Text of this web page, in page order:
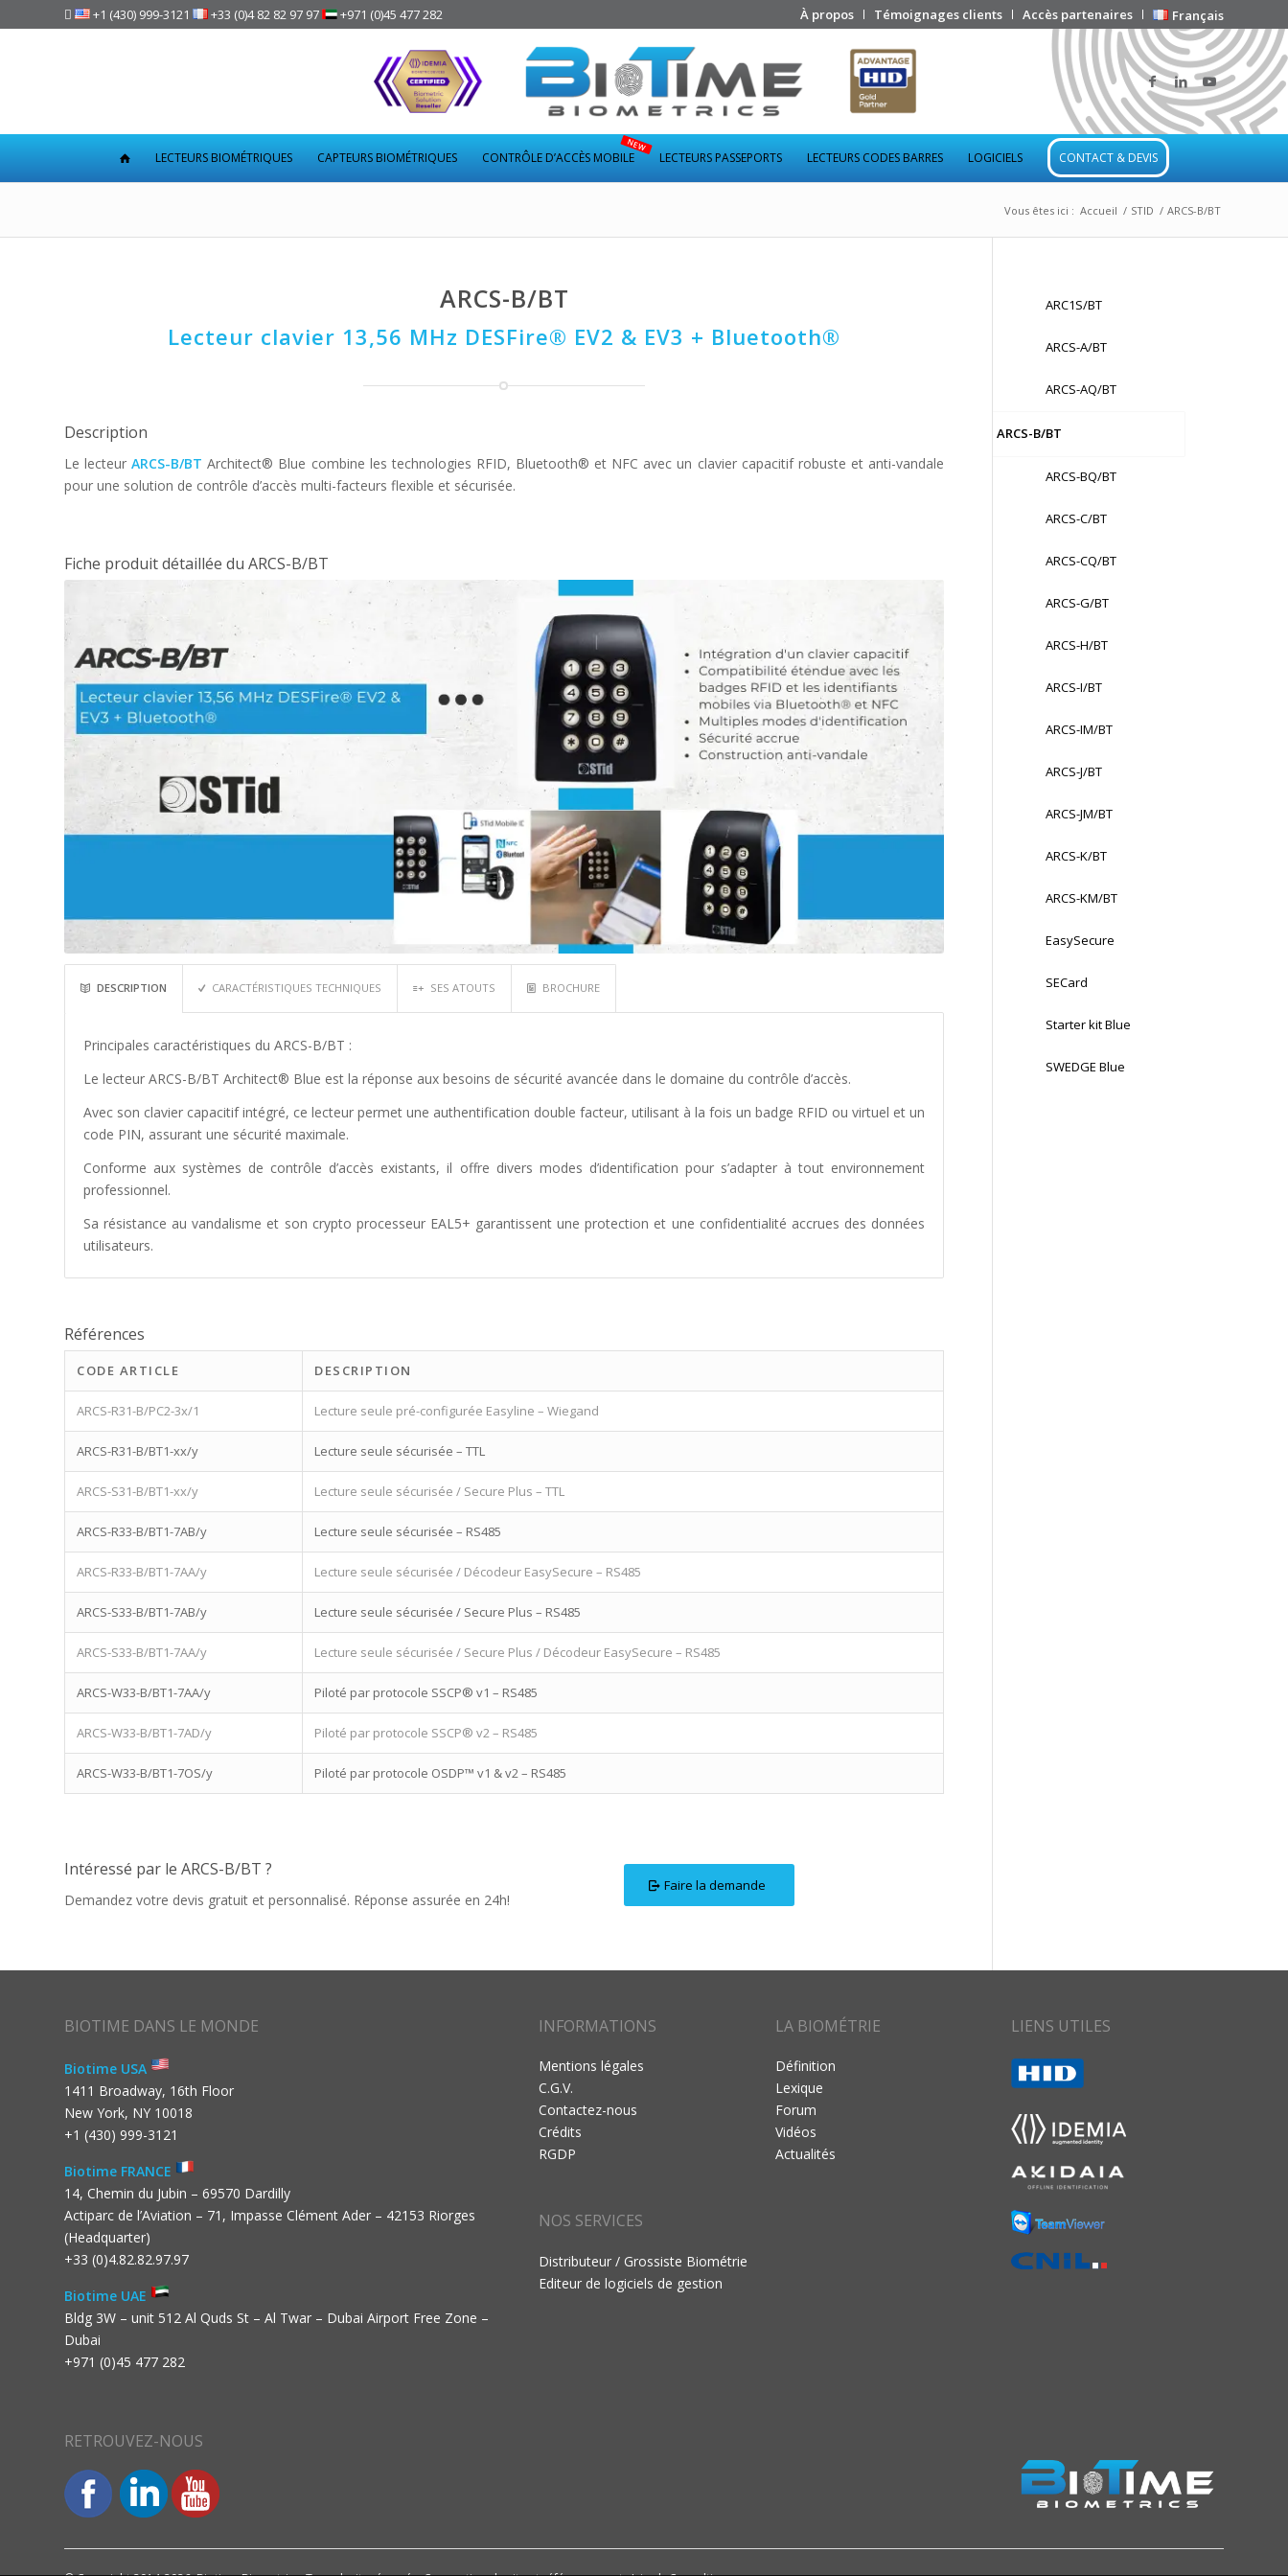
À propos Témoignages clients Accès partenaires Français
 +1 (430) 999-3121 +33 (0)4 82 82 97 97 +971 (0)45 477 282
LECTEURS BIOMÉTRIQUES CAPTEURS BIOMÉTRIQUES CONTRÔLE D’ACCÈS MOBILE LECTEURS PASSEPORTS LECTEURS CODES BARRES LOGICIELS CONTACT & DEVIS
Vous êtes ici : Accueil / STID / ARCS-B/BT
ARCS-B/BT
Lecteur clavier 13,56 MHz DESFire® EV2 & EV3 + Bluetooth®
Description
Le lecteurARCS-B/BT Architect® Blue combine les technologies RFID, Bluetooth® et NFC avec un clavier capacitif robuste et anti-vandale
pour une solution de contrôle d’accès multi-facteurs flexible et sécurisée.
Fiche produit détaillée du ARCS-B/BT
DESCRIPTION CARACTÉRISTIQUES TECHNIQUES SES ATOUTS BROCHURE
Principales caractéristiques du ARCS-B/BT :
Le lecteur ARCS-B/BT Architect® Blue est la réponse aux besoins de sécurité avancée dans le domaine du contrôle d’accès.
Avec son clavier capacitif intégré, ce lecteur permet une authentification double facteur, utilisant à la fois un badge RFID ou virtuel et un
code PIN, assurant une sécurité maximale.
Conforme aux systèmes de contrôle d’accès existants, il offre divers modes d’identification pour s’adapter à tout environnement
professionnel.
Sa résistance au vandalisme et son crypto processeur EAL5+ garantissent une protection et une confidentialité accrues des données
utilisateurs.
Références
CODE ARTICLE DESCRIPTION
ARCS-R31-B/PC2-3x/1 Lecture seule pré-configurée Easyline – Wiegand
ARCS-R31-B/BT1-xx/y Lecture seule sécurisée – TTL
ARCS-S31-B/BT1-xx/y Lecture seule sécurisée / Secure Plus – TTL
ARCS-R33-B/BT1-7AB/y Lecture seule sécurisée – RS485
ARCS-R33-B/BT1-7AA/y Lecture seule sécurisée / Décodeur EasySecure – RS485
ARCS-S33-B/BT1-7AB/y Lecture seule sécurisée / Secure Plus – RS485
ARCS-S33-B/BT1-7AA/y Lecture seule sécurisée / Secure Plus / Décodeur EasySecure – RS485
ARCS-W33-B/BT1-7AA/y Piloté par protocole SSCP® v1 – RS485
ARCS-W33-B/BT1-7AD/y Piloté par protocole SSCP® v2 – RS485
ARCS-W33-B/BT1-7OS/y Piloté par protocole OSDP™ v1 & v2 – RS485
Intéressé par le ARCS-B/BT ?
Demandez votre devis gratuit et personnalisé. Réponse assurée en 24h!
Faire la demande
ARC1S/BT
ARCS-A/BT
ARCS-AQ/BT
ARCS-B/BT
ARCS-BQ/BT
ARCS-C/BT
ARCS-CQ/BT
ARCS-G/BT
ARCS-H/BT
ARCS-I/BT
ARCS-IM/BT
ARCS-J/BT
ARCS-JM/BT
ARCS-K/BT
ARCS-KM/BT
EasySecure
SECard
Starter kit Blue
SWEDGE Blue
BIOTIME DANS LE MONDE
Biotime USA
1411 Broadway, 16th Floor
New York, NY 10018
+1 (430) 999-3121
Biotime FRANCE
14, Chemin du Jubin – 69570 Dardilly
Actiparc de l’Aviation – 71, Impasse Clément Ader – 42153 Riorges
(Headquarter)
+33 (0)4.82.82.97.97
Biotime UAE
Bldg 3W – unit 512 Al Quds St – Al Twar – Dubai Airport Free Zone –
Dubai
+971 (0)45 477 282
INFORMATIONS
Mentions légales
C.G.V.
Contactez-nous
Crédits
RGDP
NOS SERVICES
Distributeur / Grossiste Biométrie
Editeur de logiciels de gestion
LA BIOMÉTRIE
Définition
Lexique
Forum
Vidéos
Actualités
LIENS UTILES
RETROUVEZ-NOUS